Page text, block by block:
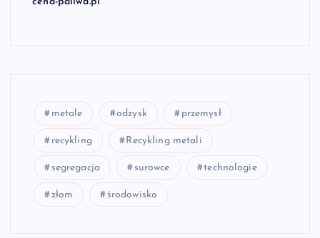
metale odzysk przemysł
recykling Recykling metali
segregacja surowce technologie
złom środowisko